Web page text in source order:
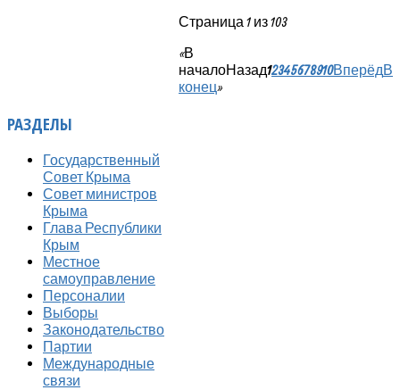
Страница 1 из 103
«В
началоНазад12345678910ВперёдВ
конец»
РАЗДЕЛЫ
Государственный
Совет Крыма
Совет министров
Крыма
Глава Республики
Крым
Местное
самоуправление
Персоналии
Выборы
Законодательство
Партии
Международные
связи